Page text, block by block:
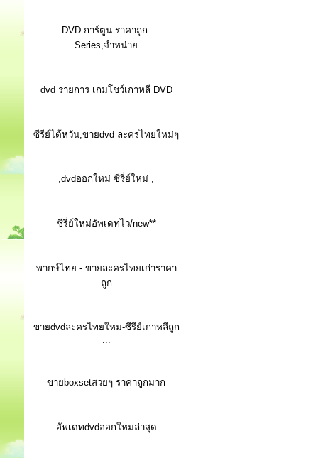
DVD การ์ตูน ราคาถูก-
Series,จำหน่าย
dvd รายการ เกมโชว์เกาหลี DVD
ซีรีย์ไต้หวัน,ขายdvd ละครไทยใหม่ๆ
,dvdออกใหม่ ซีรี่ย์ใหม่ ,
ซีรี่ย์ใหม่อัพเดทไว/new**
พากษ์ไทย - ขายละครไทยเก่าราคา
ถูก
ขายdvdละครไทยใหม่-ซีรีย์เกาหลีถูก
...
ขายboxsetสวยๆ-ราคาถูกมาก
อัพเดทdvdออกใหม่ล่าสุด